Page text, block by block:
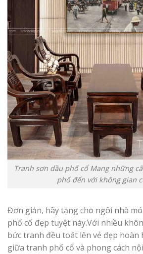
Tranh sơn dầu phố cổ Mang những
phố đến với không gian
Đơn giản, hãy tặng cho ngôi nhà
phố cổ đẹp tuyệt này.Với nhiều
bức tranh đều toát lên vẻ đẹp hoàn
giữa tranh phố cổ và phong cách